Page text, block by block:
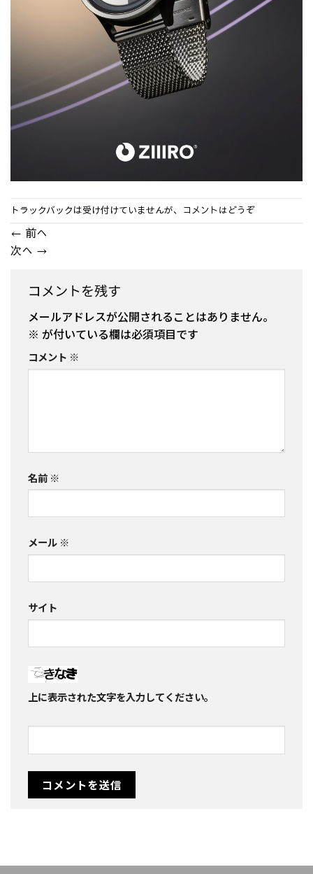
トラックバックは受け付けていませんが、 コメントはどうぞ
← 前へ
次へ →
コメントを残す
メールアドレスが公開されることはありません。
※ が付いている欄は必須項目です
コメント ※
名前 ※
メール ※
サイト
上に表示された文字を入力してください。